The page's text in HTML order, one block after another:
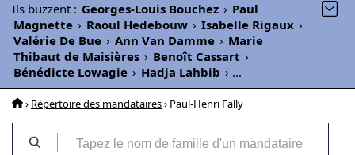
Ils buzzent : Georges-Louis Bouchez › Paul
Magnette › Raoul Hedebouw › Isabelle Rigaux ›
Valérie De Bue › Ann Van Damme › Marie
Thibaut de Maisières › Benoît Cassart ›
Bénédicte Lowagie › Hadja Lahbib › ...
› Répertoire des mandataires› Paul-Henri Fally